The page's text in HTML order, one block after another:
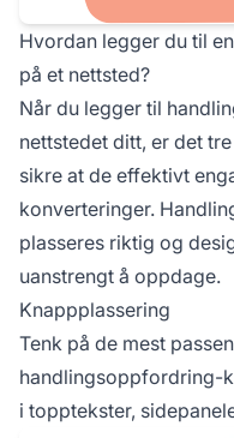
Hvordan legger du til
på et nettsted?
Når du legger til
nettstedet ditt, er det
sikre at de effektivt
konverteringer.
plasseres riktig og
uanstrengt å oppdage.
Knappplassering
Tenk på de mest
handlingsoppfordring-
i topptekster,